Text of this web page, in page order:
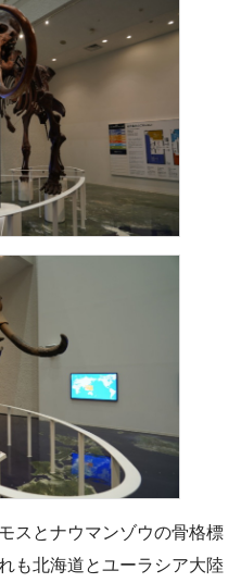
スとナウマンゾウの骨格標
も北海道とユーラシア大陸